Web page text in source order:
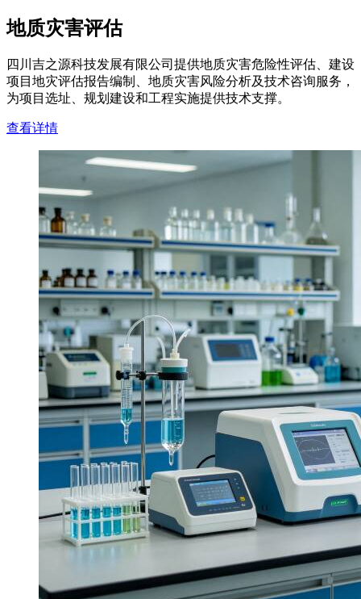
地质灾害评估
四川吉之源科技发展有限公司提供地质灾害危险性评估、建设
项目地灾评估报告编制、地质灾害风险分析及技术咨询服务，
为项目选址、规划建设和工程实施提供技术支撑。
查看详情